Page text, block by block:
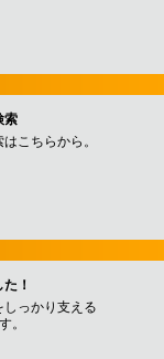
索
こちらから。
！
っかり支える
。